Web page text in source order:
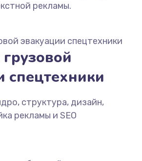
рекламы.
спецтехники
структура, дизайн,
рекламы и SEO